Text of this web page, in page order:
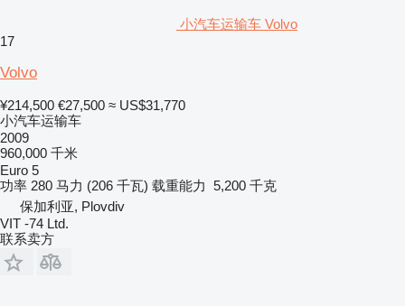
小汽车运输车 Volvo
17
Volvo
¥214,500 €27,500 ≈ US$31,770
小汽车运输车
2009
960,000 千米
Euro 5
功率 280 马力 (206 千瓦) 载重能力 5,200 千克
保加利亚, Plovdiv
VIT -74 Ltd.
联系卖方